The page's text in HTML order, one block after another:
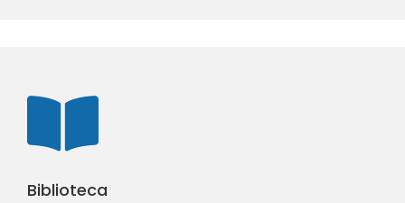

Biblioteca